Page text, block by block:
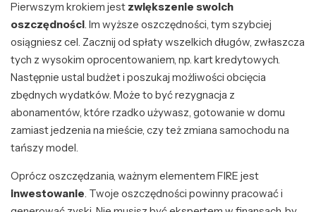
Pierwszym krokiem jest zwiększenie swoich
oszczędności. Im wyższe oszczędności, tym szybciej
osiągniesz cel. Zacznij od spłaty wszelkich długów, zwłaszcza
tych z wysokim oprocentowaniem, np. kart kredytowych.
Następnie ustal budżet i poszukaj możliwości obcięcia
zbędnych wydatków. Może to być rezygnacja z
abonamentów, które rzadko używasz, gotowanie w domu
zamiast jedzenia na mieście, czy też zmiana samochodu na
tańszy model.
Oprócz oszczędzania, ważnym elementem FIRE jest
inwestowanie. Twoje oszczędności powinny pracować i